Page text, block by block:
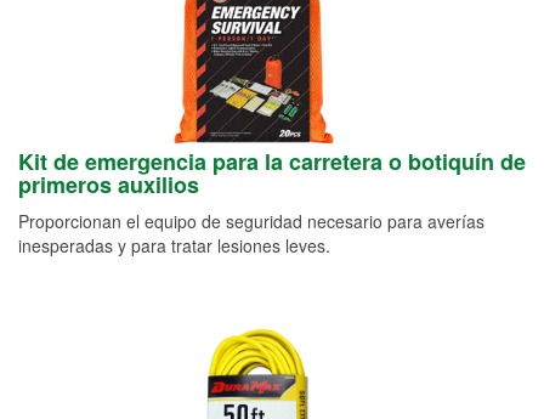
Kit de emergencia para la carretera o botiquín de
primeros auxilios
Proporcionan el equipo de seguridad necesario para averías
inesperadas y para tratar lesiones leves.